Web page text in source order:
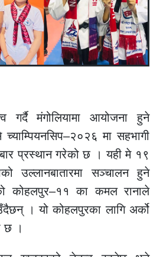
गर्दै मंगोलियामा आयोजना हुने
च्याम्पियनसिप–२०२६ मा सहभागी
प्रस्थान गरेको छ । यही मे १९
उल्लानबातारमा सञ्चालन हुने
कोहलपुर–११ का कमल रानाले
। यो कोहलपुरका लागि अर्को
छ ।